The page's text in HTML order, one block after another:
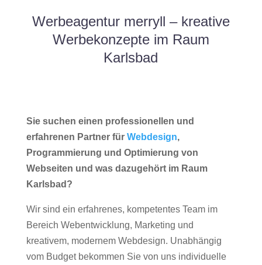
Werbeagentur merryll – kreative
Werbekonzepte im Raum
Karlsbad
Sie suchen einen professionellen und
erfahrenen Partner für Webdesign,
Programmierung und Optimierung von
Webseiten und was dazugehört im Raum
Karlsbad?
Wir sind ein erfahrenes, kompetentes Team im
Bereich Webentwicklung, Marketing und
kreativem, modernem Webdesign. Unabhängig
vom Budget bekommen Sie von uns individuelle